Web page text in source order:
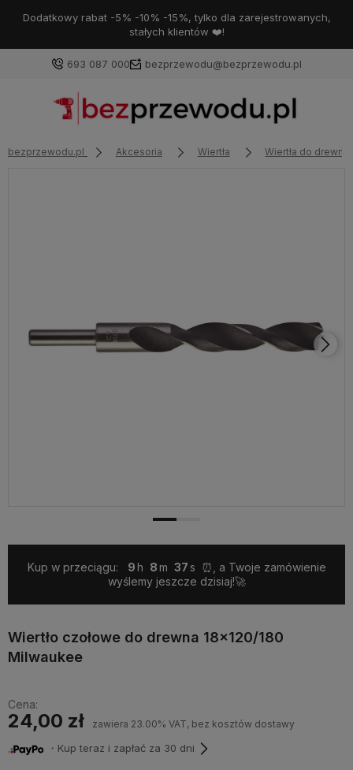
Dodatkowy rabat -5% -10% -15%, tylko dla zarejestrowanych,
stałych klientów ❤️!
693 087 000 bezprzewodu@bezprzewodu.pl
bezprzewodu.pl Akcesoria Wiertła Wiertła do drewna
Kup w przeciągu: 9 8 37
⏰, a Twoje zamówienie
wyślemy jeszcze dzisiaj!🚀
Wiertło czołowe do drewna 18x120/180
Milwaukee
Cena:
24,00 zł zawiera 23.00% VAT, bez kosztów dostawy
・Kup teraz i zapłać za 30 dni